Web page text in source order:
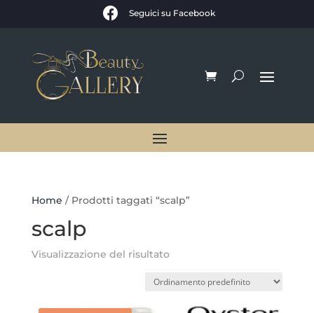
 Seguici su Facebook
Home / Prodotti taggati “scalp”
scalp
Visualizzazione del risultato